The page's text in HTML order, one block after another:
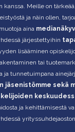
Meille on
ja näin ollen,
aina
järjestettyihin
lisääminen
tai
ja tunnetuimpana
jäsenistömme sekä
ja kehittämisestä